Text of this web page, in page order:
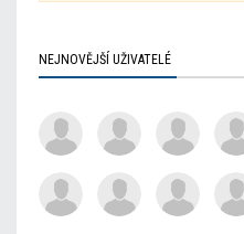
NEJNOVĚJŠÍ UŽIVATELÉ